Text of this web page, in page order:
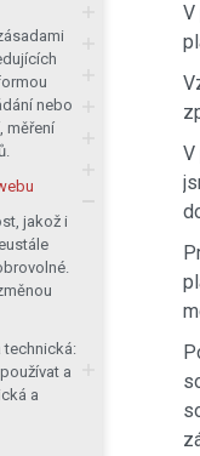
V
V
nebo
měření
jakož i
a
a